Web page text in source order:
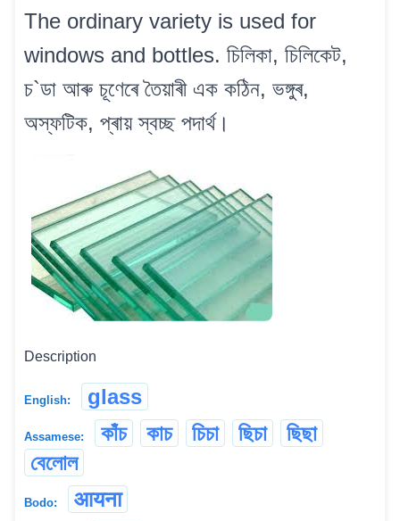
The ordinary variety is used for
windows and bottles. চিলিকা, চিলিকেট,
চ`ডা আৰু চূণেৰে তৈয়াৰী এক কঠিন, ভঙ্গুৰ,
অস্ফটিক, প্ৰায় স্বচ্ছ পদাৰ্থ।
Description
English: glass
Assamese: কাঁচ কাচ চিচা ছিচা
ছিছা
বেলোল
Bodo: आयना